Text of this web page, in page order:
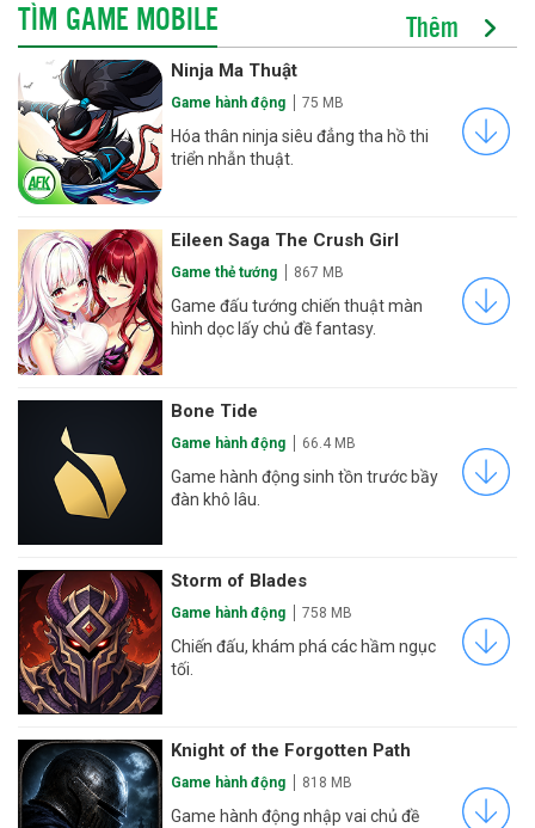
TÌM GAME MOBILE Thêm
Ninja Ma Thuật
Game hành động 75 MB
Hóa thân ninja siêu đẳng tha hồ thi
triển nhẫn thuật.
Eileen Saga The Crush Girl
Game thẻ tướng 867 MB
Game đấu tướng chiến thuật màn
hình dọc lấy chủ đề fantasy.
Bone Tide
Game hành động 66.4 MB
Game hành động sinh tồn trước bầy
đàn khô lâu.
Storm of Blades
Game hành động 758 MB
Chiến đấu, khám phá các hầm ngục
tối.
Knight of the Forgotten Path
Game hành động 818 MB
Game hành động nhập vai chủ đề